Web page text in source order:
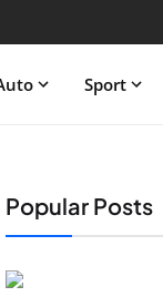
Sport
Popular Posts